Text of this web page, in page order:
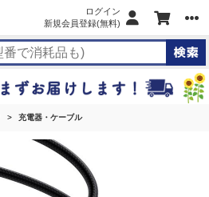
ログイン
新規会員登録(無料)
充電器・ケーブル